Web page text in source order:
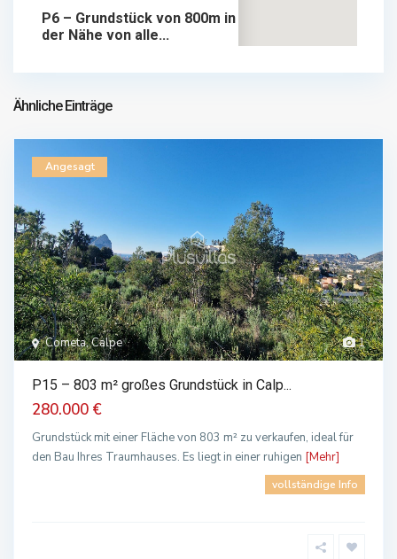
265.000 €
P6 – Grundstück von 800m in
der Nähe von alle...
265.000 €
Ähnliche Einträge
1
Cometa, Calpe
Angesagt
P15 – 803 m² großes Grundstück in Calp...
280.000 €
Grundstück mit einer Fläche von 803 m² zu verkaufen, ideal für
den Bau Ihres Traumhauses. Es liegt in einer ruhigen [Mehr]
vollständige Info